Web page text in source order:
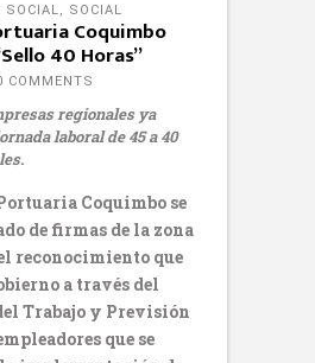
SOCIAL, SOCIAL
Coquimbo
40 Horas”
COMMENTS
regionales ya
laboral de 45 a 40
Coquimbo se
de firmas de la zona
reconocimiento que
a través del
Trabajo y Previsión
que se